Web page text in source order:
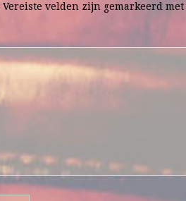
Vereiste velden zijn gemarkeerd met